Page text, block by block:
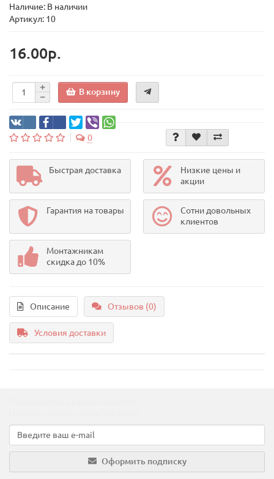
Наличие: В наличии
Артикул: 10
16.00р.
В корзину
0
Быстрая доставка
Низкие цены и
акции
Гарантия на товары
Сотни довольных
клиентов
Монтажникам
скидка до 10%
Описание Отзывов (0)
Условия доставки
Оформить подписку